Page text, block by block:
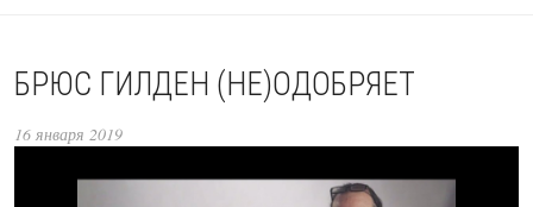
БРЮС ГИЛДЕН (НЕ)ОДОБРЯЕТ
16 января 2019